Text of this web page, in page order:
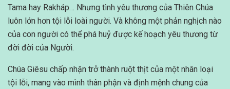
Tama hay Rakháp… Nhưng tình yêu thương của Thiên Chúa
luôn lớn hơn tội lỗi loài người. Và không một phản nghịch nào
của con người có thể phá huỷ được kế hoạch yêu thương từ
đời đời của Người.
Chúa Giêsu chấp nhận trở thành ruột thịt của một nhân loại
tội lỗi, mang vào mình thân phận và định mệnh chung của